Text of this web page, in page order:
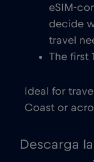
eSIM-
decide
travel
The first
Ideal for
Coast or
Descarga